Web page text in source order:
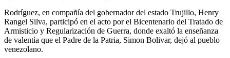
Rodríguez, en compañía del gobernador del estado Trujillo, Henry
Rangel Silva, participó en el acto por el Bicentenario del Tratado de
Armisticio y Regularización de Guerra, donde exaltó la enseñanza
de valentía que el Padre de la Patria, Simon Bolivar, dejó al pueblo
venezolano.